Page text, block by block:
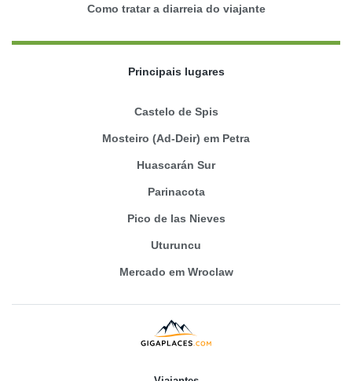
Como tratar a diarreia do viajante
Principais lugares
Castelo de Spis
Mosteiro (Ad-Deir) em Petra
Huascarán Sur
Parinacota
Pico de las Nieves
Uturuncu
Mercado em Wroclaw